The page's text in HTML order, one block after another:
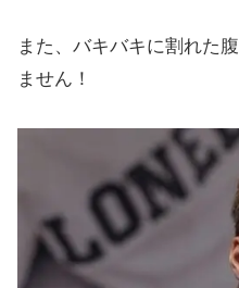
また、バキバキに割れた
ません！